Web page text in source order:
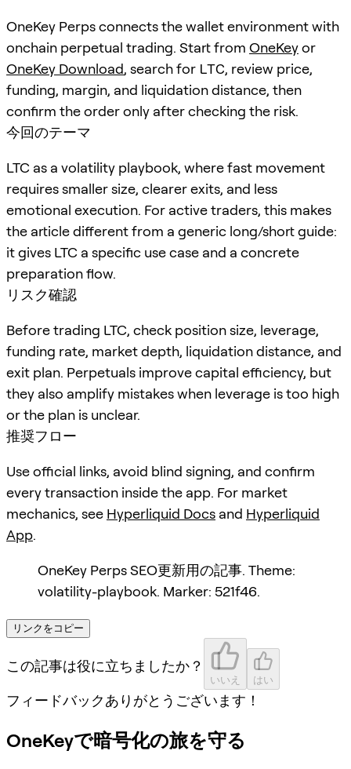
OneKey Perps connects the wallet environment with
onchain perpetual trading. Start from OneKeyor
OneKey Download, search for LTC, review price,
funding, margin, and liquidation distance, then
confirm the order only after checking the risk.
今回のテーマ
LTC as a volatility playbook, where fast movement
requires smaller size, clearer exits, and less
emotional execution. For active traders, this makes
the article different from a generic long/short guide:
it gives LTC a specific use case and a concrete
preparation flow.
リスク確認
Before trading LTC, check position size, leverage,
funding rate, market depth, liquidation distance, and
exit plan. Perpetuals improve capital efficiency, but
they also amplify mistakes when leverage is too high
or the plan is unclear.
推奨フロー
Use official links, avoid blind signing, and confirm
every transaction inside the app. For market
mechanics, see Hyperliquid Docs and Hyperliquid
App.
OneKey Perps SEO更新用の記事. Theme:
volatility-playbook. Marker: 521f46.
リンクをコピー
この記事は役に立ちましたか？
いいえ はい
フィードバックありがとうございます！
OneKeyで暗号化の旅を守る